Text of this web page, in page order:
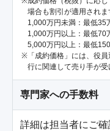
場合も割引が適用されま
1,000万円未満：最低35
1,000万円以上：最低70
5,000万円以上：最低
「成約価格」には、役
行に関連して売り手が受
専門家への手数料
詳細は担当者にご確